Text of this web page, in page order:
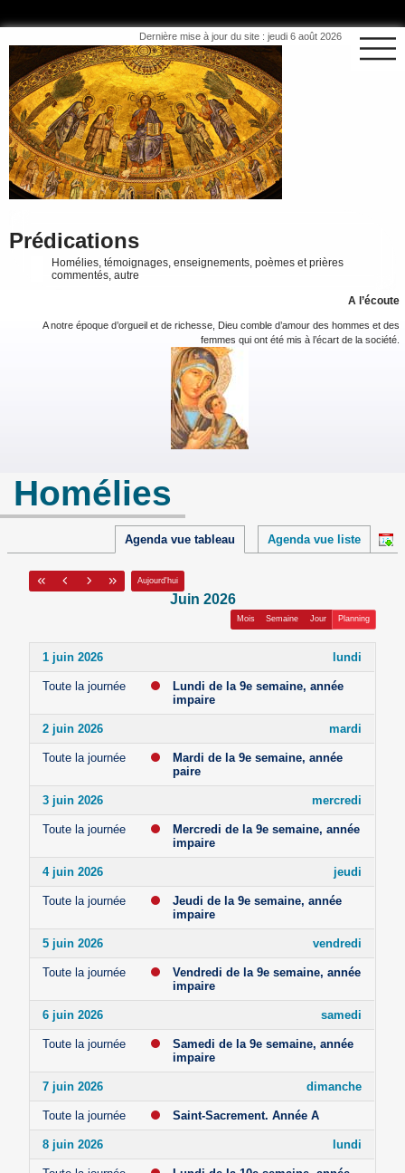
Dernière mise à jour du site : jeudi 6 août 2026
Prédications
Homélies, témoignages, enseignements, poèmes et prières
commentés, autre
A l’écoute
A notre époque d’orgueil et de richesse, Dieu comble d’amour des hommes et des
femmes qui ont été mis à l’écart de la société.
Homélies
Agenda vue tableau Agenda vue liste
Aujourd'hui
juin 2026
Mois Semaine Jour Planning
1 juin 2026 lundi
Toute la journée
Lundi de la 9e semaine, année
impaire
2 juin 2026 mardi
Toute la journée
Mardi de la 9e semaine, année
paire
3 juin 2026 mercredi
Toute la journée
Mercredi de la 9e semaine, année
impaire
4 juin 2026 jeudi
Toute la journée
Jeudi de la 9e semaine, année
impaire
5 juin 2026 vendredi
Toute la journée
Vendredi de la 9e semaine, année
impaire
6 juin 2026 samedi
Toute la journée
Samedi de la 9e semaine, année
impaire
7 juin 2026 dimanche
Toute la journée Saint-Sacrement. Année A
8 juin 2026 lundi